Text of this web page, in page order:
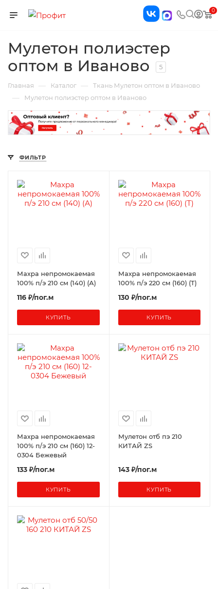
0
Мулетон полиэстер
оптом в Иваново
5
Главная — Каталог — Ткань Мулетон оптом в Иваново
— Мулетон полиэстер оптом в Иваново
ФИЛЬТР
Махра непромокаемая
100% п/э 210 см (140) (А)
116 ₽/пог.м
КУПИТЬ
Махра непромокаемая
100% п/э 220 см (160) (Т)
130 ₽/пог.м
КУПИТЬ
Махра непромокаемая
100% п/э 210 см (160) 12-
0304 Бежевый
133 ₽/пог.м
КУПИТЬ
Мулетон отб пэ 210
КИТАЙ ZS
143 ₽/пог.м
КУПИТЬ